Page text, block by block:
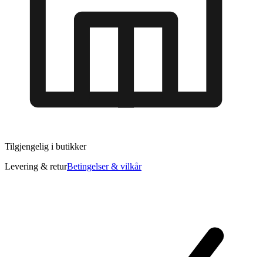
Tilgjengelig i butikker
Levering & returBetingelser & vilkår